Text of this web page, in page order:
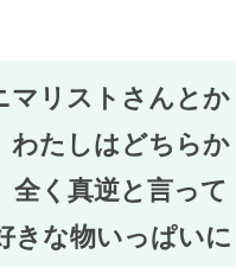
マリストさんとか
わたしはどちらか
全く真逆と言って
きな物いっぱいに